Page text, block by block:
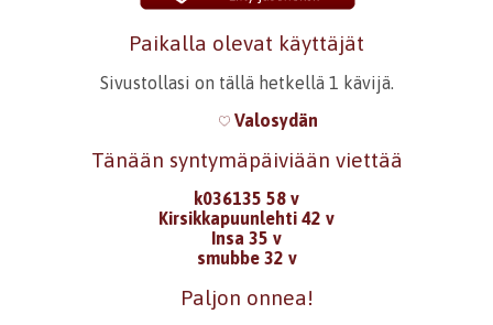
Paikalla olevat käyttäjät
Sivustollasi on tällä hetkellä 1 kävijä.
Valosydän
Tänään syntymäpäiviään viettää
k036135 58 v
Kirsikkapuunlehti 42 v
Insa 35 v
smubbe 32 v
Paljon onnea!